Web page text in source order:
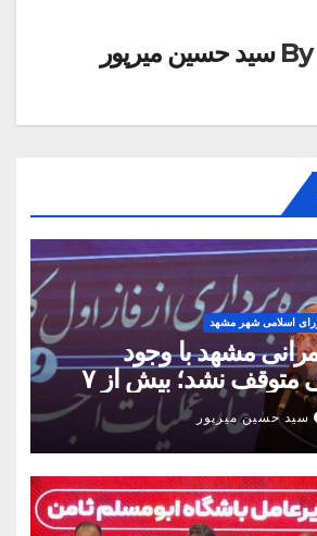
By سید حسین میرپور
اسلامی شهر مشهد
مشهد با وجود
شرایط جنگی متوقف نشد؛ بیش از ۷
همت پروژه در ۱۶۰ روز به بهره‌برداریسید حسین میرپور